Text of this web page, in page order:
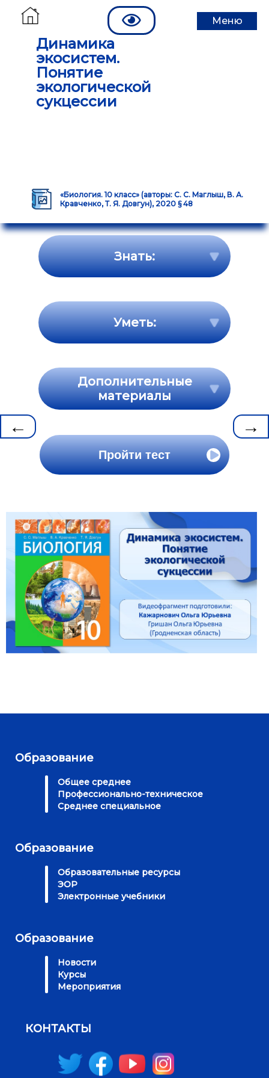
Динамика
экосистем.
Понятие
экологической
сукцессии
Меню
«Биология. 10 класс» (авторы: С. С. Маглыш, В. А.
Кравченко, Т. Я. Довгун), 2020 § 48
← →
Знать:
Уметь:
Дополнительные
материалы
Пройти тест
Образование
Общее среднее
Профессионально-техническое
Среднее специальное
Образование
Образовательные ресурсы
ЭОР
Электронные учебники
Образование
Новости
Курсы
Мероприятия
КОНТАКТЫ